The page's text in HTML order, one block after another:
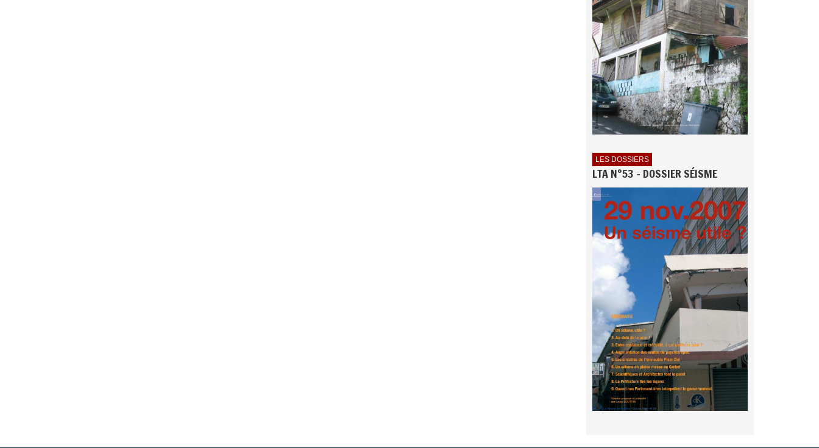
LES DOSSIERS
LTA N°53 - DOSSIER SÉISME